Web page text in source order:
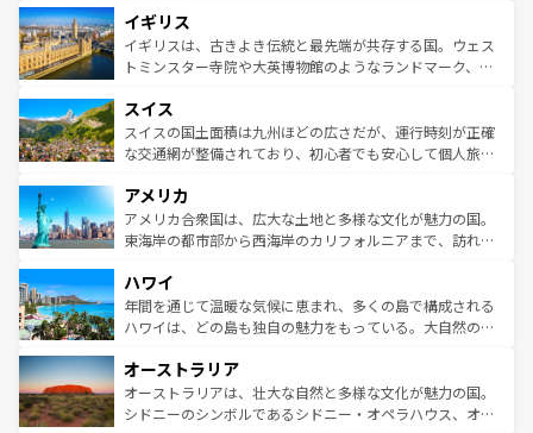
いる。シャンパンの発祥地であるランス、プロヴァンスの
香り高いラベンダー畑など、多彩な楽しみ方が可能だ。さ
らに、パリ以外の地域にも魅力が溢れており、どの街角に
れる地方に足を運ぶとそれぞれで全く異なる文化を体験で
きるだろう。 なお、新着のフランス情報はコンテンツ一覧
を参照してほしい。
顔を持つこの国は、どこを歩いても飽きることがない。ベ
ルリンの文化的活気、バイエルン州のアルプスの絶景、そ
してライン川沿いのワイン畑といった風景は必見。ビール
は、お酒好きな人にはぜひ体験してほしい。 なお、新着の
ドイツ情報はコンテンツ一覧を参照してほしい。
イギリス
イギリスは、古きよき伝統と最先端が共存する国。ウェス
トミンスター寺院や大英博物館のようなランドマーク、歴
リアごとに異なる魅力がある。また、優雅なアフタヌーン
ティー、ビール好きにはたまらない英国パブ、サッカー観
戦など、本場だからこそできる体験も豊富。イギリスを旅
ンツ一覧を参照してほしい。
スイス
スイスの国土面積は九州ほどの広さだが、運行時刻が正確
な交通網が整備されており、初心者でも安心して個人旅行
の建物がそのまま残る町や、スイスならではのユニークな
博物館もあり、アルプス観光だけでなく町歩きも満喫する
ことができる。国民の所得が高いため物価も高いが、旅行
ば市内交通費無料で観光を楽しむこともできる。 なお、新
着のスイス情報はコンテンツ一覧 を参照してほしい。
アメリカ
アメリカ合衆国は、広大な土地と多様な文化が魅力の国。
東海岸の都市部から西海岸のカリフォルニアまで、訪れる
のような巨大都市は、観光、ショッピング、エンターテイ
ンメントが詰まった刺激的なスポットだ。一方、アメリカ
西部には大自然が広がり、グランドキャニオンやイエロー
部のニューオーリンズでは、音楽と美食が融合した独特の
文化が魅力。旅行者はアメリカの各地域で異なる魅力を楽
しみながら、その多様性と豊かな歴史を感じることができ
ハワイ
年間を通じて温暖な気候に恵まれ、多くの島で構成される
ハワイは、どの島も独自の魅力をもっている。大自然の神
ワイ島は見逃せない。また、定番の観光地といえばオアフ
島だが、静かな自然を求めるならマウイ島やカウアイ島が
おすすめ。エメラルドグリーンに輝く海をはじめ、豊かな
オーストラリア
オーストラリアは、壮大な自然と多様な文化が魅力の国。
シドニーのシンボルであるシドニー・オペラハウス、オー